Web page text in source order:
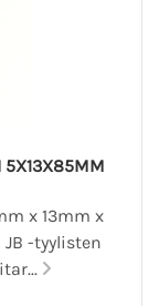
5X13X85MM
x 13mm x
-tyylisten